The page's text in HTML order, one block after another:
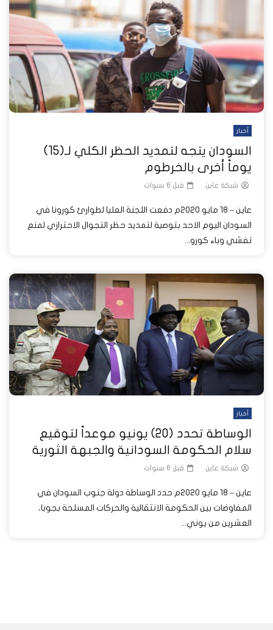
أخبار
السودان يتجه لتمديد الحظر الكلي لـ(15)
يوماً أخرى بالخرطوم
شبكة عاين قبل 6 سنوات
عاين – 18 مايو 2020م دفعت اللجنة العليا لطوارئ كورونا في
السودان اليوم الاحد بتوصية لتمديد حظر التجوال الاحترازي لمنع
تفشي وباء كورو...
أخبار
الوساطة تحدد (20) يونيو موعداً لتوقيع
سلام الحكومة السودانية والجبهة الثورية
شبكة عاين قبل 6 سنوات
عاين – 18 مايو 2020م حدد الوساطة دولة جنوب السودان في
المفاوضات بين الحكومة الانتقالية والحركات المسلحة بجوبا،
العشرين من يوني...